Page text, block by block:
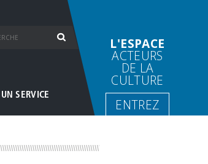
L'ESPACE
ACTEURS
DE LA
CULTURE
ENTREZ
SERVICE